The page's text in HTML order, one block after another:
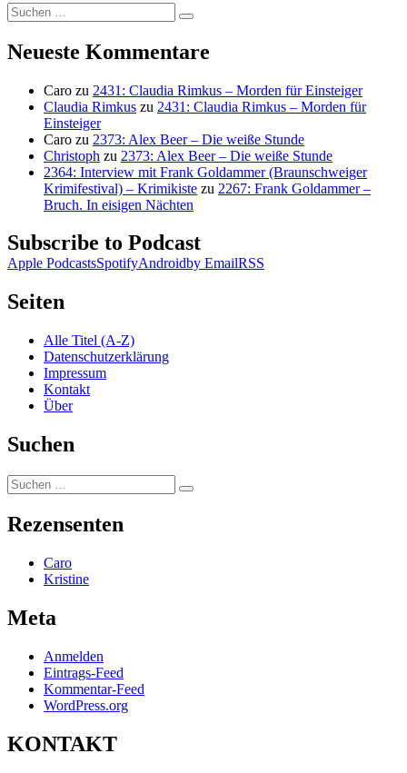
Suchen
nach:
Suchen
Neueste Kommentare
Caro zu 2431: Claudia Rimkus – Morden für Einsteiger
Claudia Rimkus zu 2431: Claudia Rimkus – Morden für
Einsteiger
Caro zu 2373: Alex Beer – Die weiße Stunde
Christoph zu 2373: Alex Beer – Die weiße Stunde
2364: Interview mit Frank Goldammer (Braunschweiger
Krimifestival) – Krimikiste zu 2267: Frank Goldammer –
Bruch. In eisigen Nächten
Subscribe to Podcast
Apple PodcastsSpotifyAndroidby EmailRSS
Seiten
Alle Titel (A-Z)
Datenschutzerklärung
Impressum
Kontakt
Über
Suchen
Suchen
nach:
Suchen
Rezensenten
Caro
Kristine
Meta
Anmelden
Eintrags-Feed
Kommentar-Feed
WordPress.org
KONTAKT